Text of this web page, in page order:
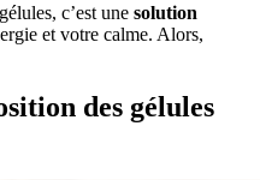
c’est une solution
et votre calme. Alors,
des gélules